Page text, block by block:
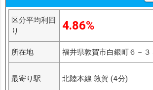
区分平均利回
り
4.86%
所在地 福井県敦賀市白銀町６－３
最寄り駅 北陸本線 敦賀 (4分)